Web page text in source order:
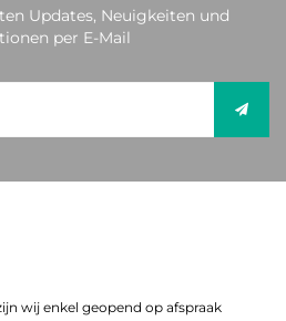
Updates, Neuigkeiten und
per E-Mail
wij enkel geopend op afspraak